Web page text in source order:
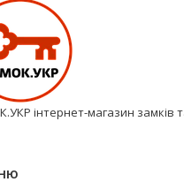
інтернет-магазин замків